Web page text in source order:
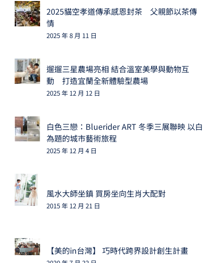
2025貓空孝道傳承感恩封茶 父親節以茶傳
情
2025 年 8 月 11 日
遛遛三星農場亮相 結合溫室美學與動物互
動 打造宜蘭全新體驗型農場
2025 年 12 月 12 日
白色三戀：Bluerider ART 冬季三展聯映 以白
為題的城市藝術旅程
2025 年 12 月 4 日
風水大師坐鎮 買房坐向生肖大配對
2015 年 12 月 21 日
【美的in台灣】 巧時代跨界設計創生計畫